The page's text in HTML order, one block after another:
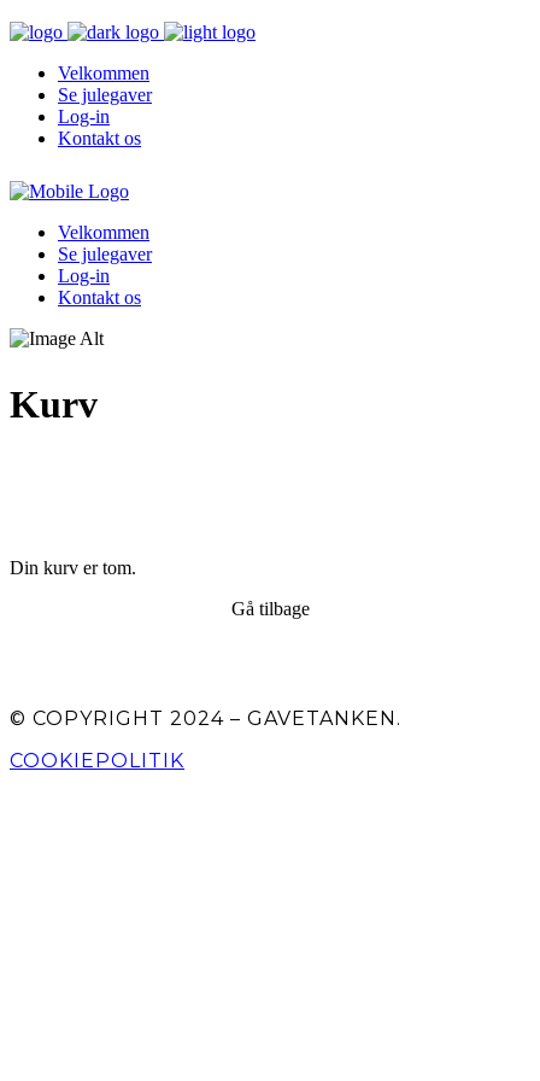
Velkommen
Se julegaver
Log-in
Kontakt os
Velkommen
Se julegaver
Log-in
Kontakt os
Kurv
Din kurv er tom.
Gå tilbage
© COPYRIGHT 2024 – GAVETANKEN.
COOKIEPOLITIK